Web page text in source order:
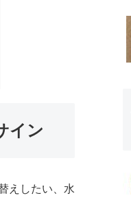
イン
えしたい、水